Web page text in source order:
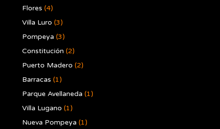
Flores (4)
Villa Luro (3)
Pompeya (3)
Constitución (2)
Puerto Madero (2)
Barracas (1)
Parque Avellaneda (1)
Villa Lugano (1)
Nueva Pompeya (1)